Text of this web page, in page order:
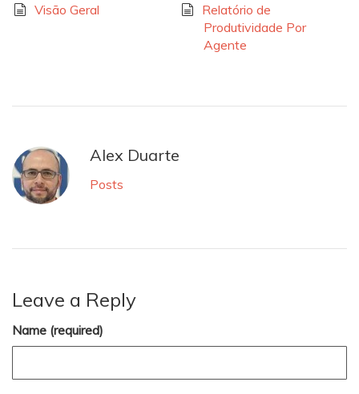
Visão Geral
Relatório de
Produtividade Por
Agente
Alex Duarte
Posts
Leave a Reply
Name (required)